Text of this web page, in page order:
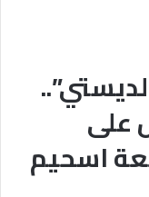
على
اسحيم